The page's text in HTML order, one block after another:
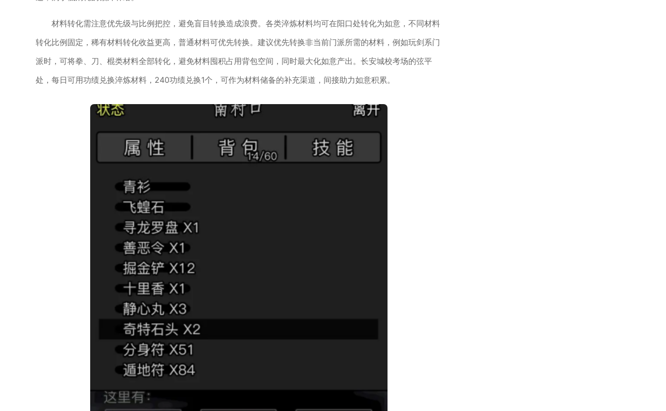
材料转化需注意优先级与比例把控，避免盲目转换造成浪费。各类淬炼材料均可在阳口处转化为如意，不同材料
转化比例固定，稀有材料转化收益更高，普通材料可优先转换。建议优先转换非当前门派所需的材料，例如玩剑系门
派时，可将拳、刀、棍类材料全部转化，避免材料囤积占用背包空间，同时最大化如意产出。长安城校考场的弦平
处，每日可用功绩兑换淬炼材料，240功绩兑换1个，可作为材料储备的补充渠道，间接助力如意积累。